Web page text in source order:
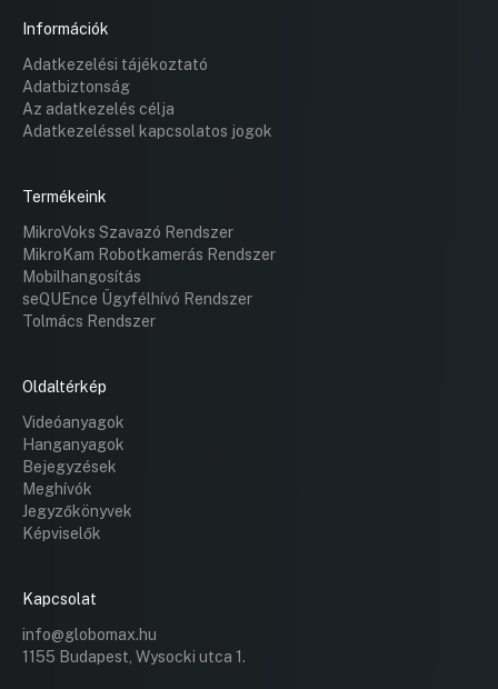
Információk
Adatkezelési tájékoztató
Adatbiztonság
Az adatkezelés célja
Adatkezeléssel kapcsolatos jogok
Termékeink
MikroVoks Szavazó Rendszer
MikroKam Robotkamerás Rendszer
Mobilhangosítás
seQUEnce Ügyfélhívó Rendszer
Tolmács Rendszer
Oldaltérkép
Videóanyagok
Hanganyagok
Bejegyzések
Meghívók
Jegyzőkönyvek
Képviselők
Kapcsolat
info@globomax.hu
1155 Budapest, Wysocki utca 1.